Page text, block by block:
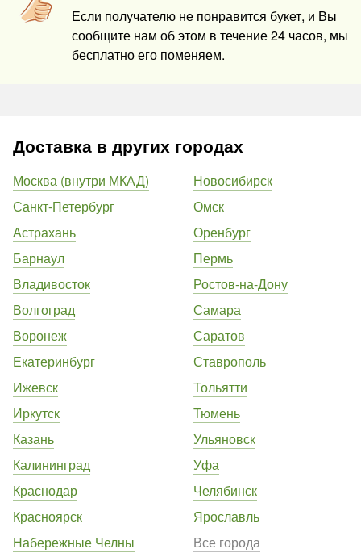
Если получателю не понравится букет, и Вы
сообщите нам об этом в течение 24 часов, мы
бесплатно его поменяем.
Доставка в других городах
Москва (внутри МКАД)
Санкт-Петербург
Астрахань
Барнаул
Владивосток
Волгоград
Воронеж
Екатеринбург
Ижевск
Иркутск
Казань
Калининград
Краснодар
Красноярск
Набережные Челны
Новосибирск
Омск
Оренбург
Пермь
Ростов-на-Дону
Самара
Саратов
Ставрополь
Тольятти
Тюмень
Ульяновск
Уфа
Челябинск
Ярославль
Все города